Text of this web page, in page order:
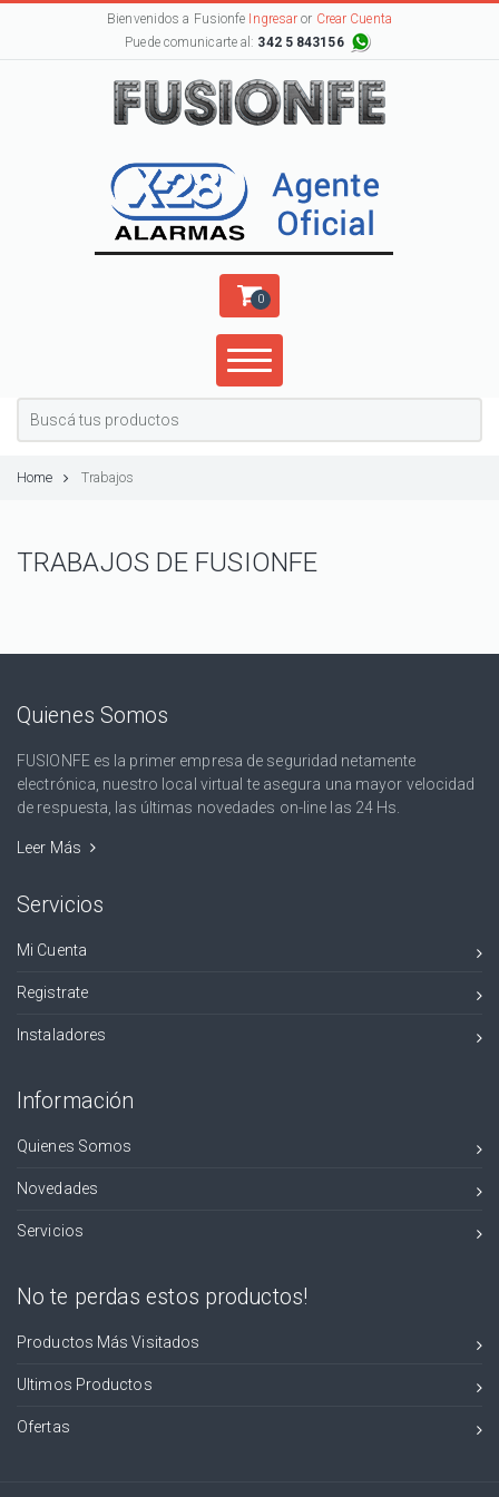
Bienvenidos a Fusionfe Ingresar or Crear Cuenta
Puede comunicarte al: 342 5 843156
0
Home Trabajos
TRABAJOS DE FUSIONFE
Quienes Somos
FUSIONFE es la primer empresa de seguridad netamente
electrónica, nuestro local virtual te asegura una mayor velocidad
de respuesta, las últimas novedades on-line las 24 Hs.
Leer Más
Servicios
Mi Cuenta
Registrate
Instaladores
Información
Quienes Somos
Novedades
Servicios
No te perdas estos productos!
Productos Más Visitados
Ultimos Productos
Ofertas